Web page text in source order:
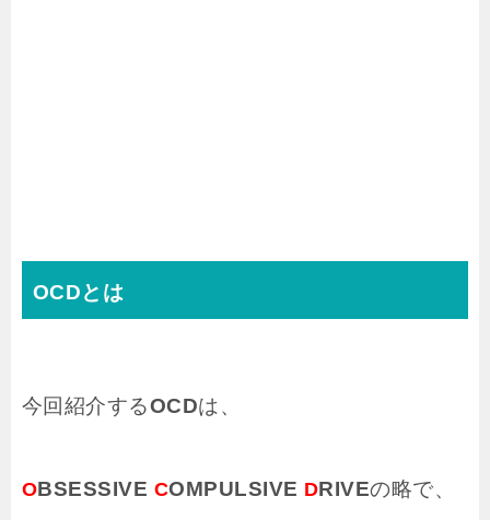
OCDとは
今回紹介するOCDは、
OBSESSIVE COMPULSIVE DRIVEの略で、